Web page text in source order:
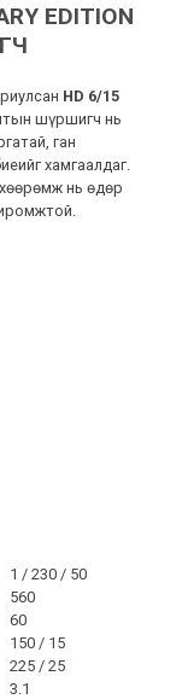
EDITION
HD 6/15
шүршигч нь
ган
хамгаалдаг.
нь өдөр
1 / 230 / 50
560
60
150 / 15
225 / 25
3.1